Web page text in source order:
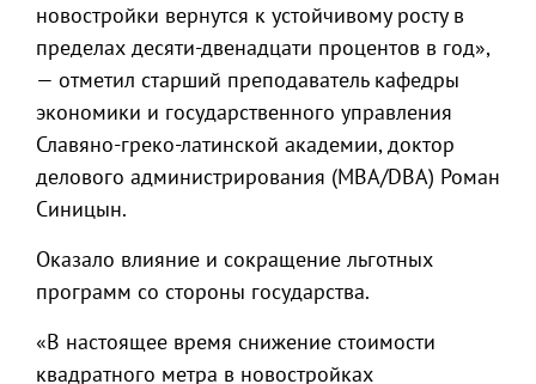
новостройки вернутся к устойчивому росту в
пределах десяти-двенадцати процентов в год»,
— отметил старший преподаватель кафедры
экономики и государственного управления
Славяно-греко-латинской академии, доктор
делового администрирования (MBA/DBA) Роман
Синицын.
Оказало влияние и сокращение льготных
программ со стороны государства.
«В настоящее время снижение стоимости
квадратного метра в новостройках